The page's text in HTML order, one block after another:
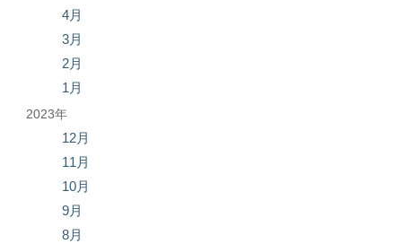
4月
3月
2月
1月
2023年
12月
11月
10月
9月
8月